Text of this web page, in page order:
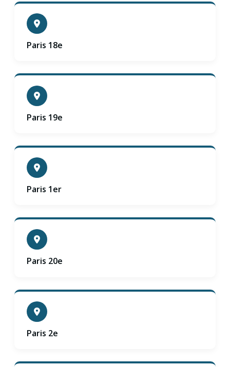
Paris 18e
Paris 19e
Paris 1er
Paris 20e
Paris 2e